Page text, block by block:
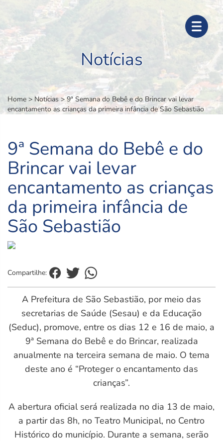
Notícias
Home > Notícias >9ª Semana do Bebê e do Brincar vai levar
encantamento as crianças da primeira infância de São Sebastião
9ª Semana do Bebê e do
Brincar vai levar
encantamento as crianças
da primeira infância de
São Sebastião
Compartilhe:
A Prefeitura de São Sebastião, por meio das
secretarias de Saúde (Sesau) e da Educação
(Seduc), promove, entre os dias 12 e 16 de maio, a
9ª Semana do Bebê e do Brincar, realizada
anualmente na terceira semana de maio. O tema
deste ano é “Proteger o encantamento das
crianças”.
A abertura oficial será realizada no dia 13 de maio,
a partir das 8h, no Teatro Municipal, no Centro
Histórico do município. Durante a semana, serão